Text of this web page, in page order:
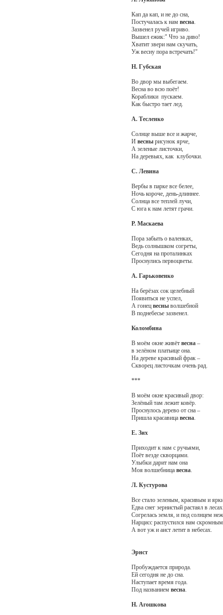
Кап да кап, и не до сна,
Постучалась к нам весна.
Зазвенел ручей игриво.
Вышел ежик:" Что за диво!
Хватит звери нам скучать,
Уж весну пора встречать!"
Н. Губская
Во двор мы выбегаем.
Весна во всю поёт!
Кораблики пускаем.
Как быстро тает лед.
А. Тесленко
Солнце выше все и жарче,
И веснырисунок ярче,
А зеленые листочки,
На деревьях, как клубочки.
С. Левина
Вербы в парке все белее,
Ночь короче, день-длиннее.
Солнца все теплей лучи,
С юга к нам летят грачи.
Р. Маскаева
Пора забыть о валенках,
Ведь солнышком согреты,
Сегодня на проталинках
Проснулись первоцветы.
А. Гарьковенко
На берёзах сок целебный
Появиться не успел,
А гонец весныволшебной
В поднебесье зазвенел.
Коломбина
В моём окне живёт весна–
в зелёном платьице она.
На дереве красивый фрак –
Скворец листочкам очень рад.
***
В моём окне красивый двор:
Зелёный там лежит ковёр.
Проснулось дерево от сна –
Пришла красавица весна.
Е. Зих
Приходит к нам с ручьями,
Поёт везде скворцами.
Улыбки дарит нам она
Моя волшебница весна.
Л. Кустурова
Все стало зеленым, красивым и
Едва снег зернистый растаял в
Согрелась земля, и под солнцем
Нарцисс распустился нам
А вот уж и аист летит в небесах.
Эрнст
Пробуждается природа.
Ей сегодня не до сна.
Наступает время года.
Под названием весна.
Н. Агошкова